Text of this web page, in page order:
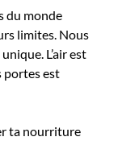
du monde
limites. Nous
L’air est
portes est
ta nourriture